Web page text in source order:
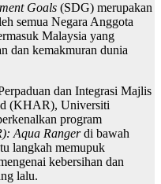
Goals (SDG) merupakan
semua Negara Anggota
Malaysia yang
dan kemakmuran dunia
dan Integrasi Majlis
(KHAR), Universiti
program
Aqua Rangerdi bawah
langkah memupuk
kebersihan dan
lalu.